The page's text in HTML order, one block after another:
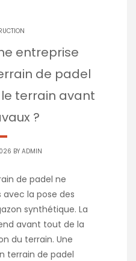
entreprise
de padel
terrain avant
?
BY ADMIN
de padel ne
la pose des
synthétique. La
avant tout de la
du terrain. Une
terrain de padel